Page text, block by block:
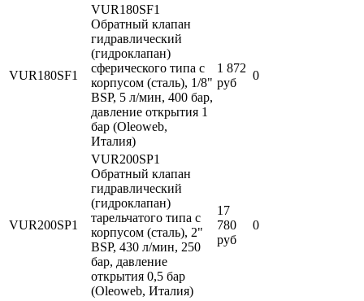
VUR180SF1
VUR180SF1
Обратный клапан
гидравлический
(гидроклапан)
сферического типа с
корпусом (сталь), 1/8"
BSP, 5 л/мин, 400 бар,
давление открытия 1
бар (Oleoweb,
Италия)
1 872
руб
0
VUR200SP1
VUR200SP1
Обратный клапан
гидравлический
(гидроклапан)
тарельчатого типа с
корпусом (сталь), 2"
BSP, 430 л/мин, 250
бар, давление
открытия 0,5 бар
(Oleoweb, Италия)
17
780
руб
0